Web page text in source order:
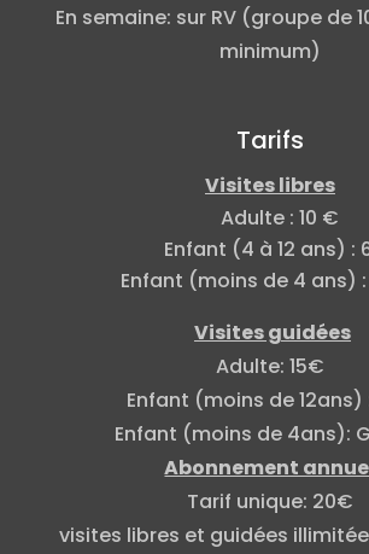
En semaine: sur RV (groupe de
minimum)
Tarifs
Visites libres
Adulte : 10 €
Enfant (4 à 12 ans) :
Enfant (moins de 4 ans)
Visites guidées
Adulte: 15€
Enfant (moins de 12ans)
Enfant (moins de 4ans):
Abonnement
Tarif unique: 20€
visites libres et guidées